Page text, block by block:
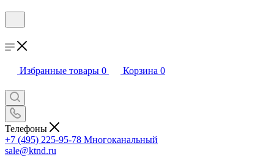
Избранные товары 0 Корзина 0
Телефоны
+7 (495) 225-95-78 Многоканальный
sale@ktnd.ru